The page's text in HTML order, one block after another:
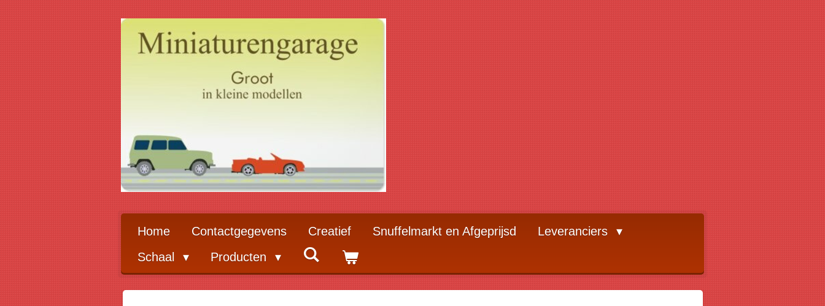
Home Contactgegevens Creatief Snuffelmarkt en Afgeprijsd
Leveranciers
Schaal
Producten